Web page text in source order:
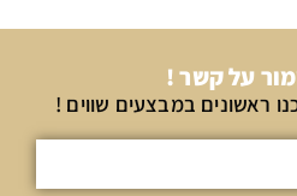
על קשר !
ראשונים במבצעים שווים !